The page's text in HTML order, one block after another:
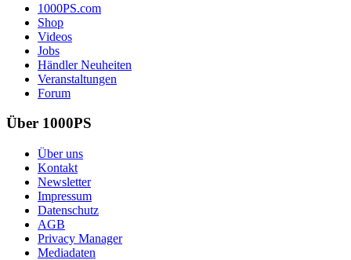
1000PS.com
Shop
Videos
Jobs
Händler Neuheiten
Veranstaltungen
Forum
Über 1000PS
Über uns
Kontakt
Newsletter
Impressum
Datenschutz
AGB
Privacy Manager
Mediadaten